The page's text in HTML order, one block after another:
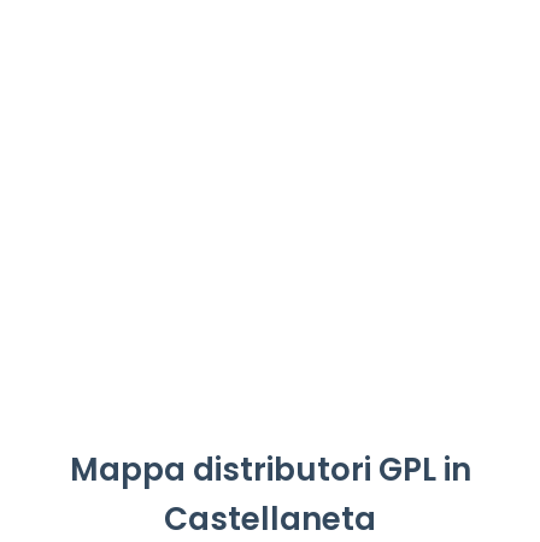
Mappa distributori GPL in
Castellaneta